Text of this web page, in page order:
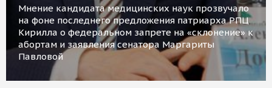
Мнение кандидата медицинских наук прозвучало
на фоне последнего предложения патриарха РПЦ
Кирилла о федеральном запрете на «склонение» к
абортам и заявления сенатора Маргариты
Павловой